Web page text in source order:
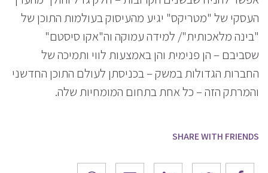
העסקי של "מטריקס" יגיע מהעיסוק בעולמות התוכן של
"בינה מלאכותית"/ למידה עמוקה וה"אקו סיסטם"
שסביבם – הן פנימית והן באמצעות לווי ותמיכה של
החברות הגדולות במשק – בכניסתן לעולם התוכן החדשני
והמרתק הזה – כל אחת בתחום המומחיות שלה.
SHARE WITH FRIENDS